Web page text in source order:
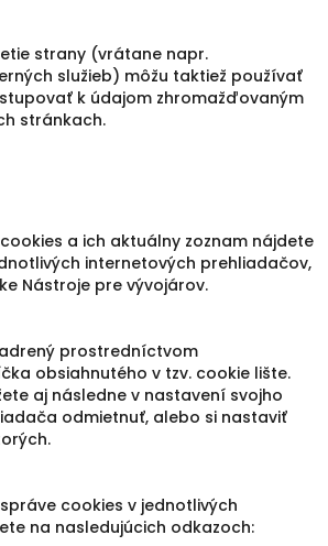
strany (vrátane napr.
služieb) môžu taktiež používať
k údajom zhromažďovaným
stránkach.
a ich aktuálny zoznam nájdete
internetových prehliadačov,
Nástroje pre vývojárov.
prostredníctvom
obsiahnutého v tzv. cookie lište.
aj následne v nastavení svojho
odmietnuť, alebo si nastaviť
cookies v jednotlivých
na nasledujúcich odkazoch: